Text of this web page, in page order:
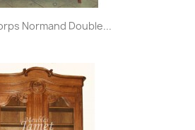
Normand Double...